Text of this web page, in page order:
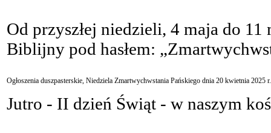
Od przyszłej niedzieli, 4 maja do
Biblijny pod hasłem:
Ogłoszenia duszpasterskie, Niedziela Zmartwychwstania Pańskiego dnia 20 kwietnia 2025 r.
Jutro - II dzień Świąt - w naszym